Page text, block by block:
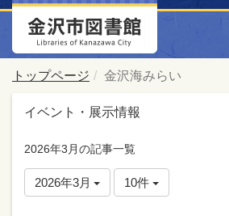
トップページ 金沢海みらい
イベント・展示情報
2026年3月の記事一覧
2026年3月 10件